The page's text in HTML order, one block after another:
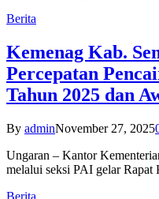
Berita
Kemenag Kab.
Percepatan
Tahun 2025 dan
By adminNovember 27, 2025
Ungaran – Kantor
melalui seksi PAI gelar